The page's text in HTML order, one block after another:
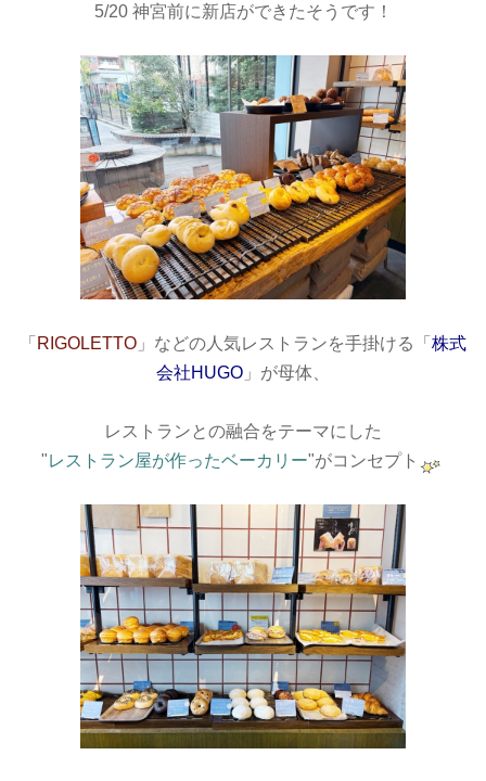
5/20 神宮前に新店ができたそうです！
「 RIGOLETTO 」などの人気レストランを手掛ける「 株式
会社HUGO 」が母体、
レストランとの融合をテーマにした
"レストラン屋が作ったベーカリー"がコンセプト